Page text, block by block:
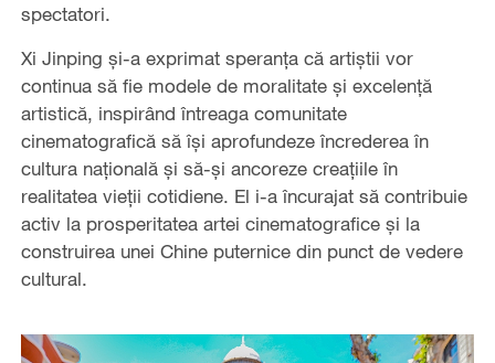
spectatori.
Xi Jinping și-a exprimat speranța că artiștii vor
continua să fie modele de moralitate și excelență
artistică, inspirând întreaga comunitate
cinematografică să își aprofundeze încrederea în
cultura națională și să-și ancoreze creațiile în
realitatea vieții cotidiene. El i-a încurajat să contribuie
activ la prosperitatea artei cinematografice și la
construirea unei Chine puternice din punct de vedere
cultural.